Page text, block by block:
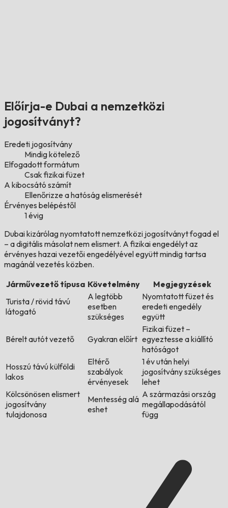
Előírja-e Dubai a nemzetközi
jogosítványt?
Eredeti jogosítvány
Mindig kötelező
Elfogadott formátum
Csak fizikai füzet
A kibocsátó számít
Ellenőrizze a hatóság elismerését
Érvényes belépéstől
1 évig
Dubai kizárólag nyomtatott nemzetközi jogosítványt fogad el
– a digitális másolat nem elismert. A fizikai engedélyt az
érvényes hazai vezetői engedélyével együtt mindig tartsa
magánál vezetés közben.
Járművezető típusa Követelmény
Megjegyzések
Turista / rövid távú
látogató
A legtöbb
esetben
szükséges
Nyomtatott füzet és
eredeti engedély
együtt
Bérelt autót vezető Gyakran előírt
Fizikai füzet –
egyeztesse a kiállító
hatóságot
Hosszú távú külföldi
lakos
Eltérő
szabályok
érvényesek
1 év után helyi
jogosítvány szükséges
lehet
Kölcsönösen elismert
jogosítvány
tulajdonosa
Mentesség alá
eshet
A származási ország
megállapodásától
függ